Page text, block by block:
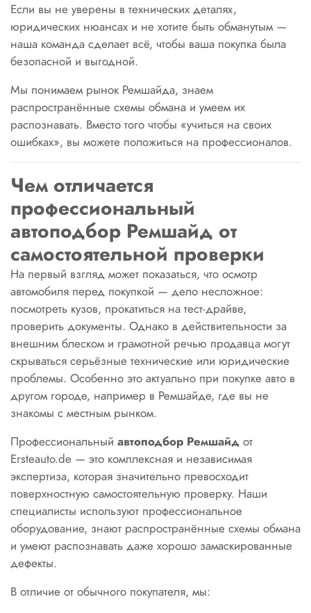
Если вы не уверены в технических деталях,
юридических нюансах и не хотите быть обманутым —
наша команда сделает всё, чтобы ваша покупка была
безопасной и выгодной.
Мы понимаем рынок Ремшайда, знаем
распространённые схемы обмана и умеем их
распознавать. Вместо того чтобы «учиться на своих
ошибках», вы можете положиться на профессионалов.
Чем отличается
профессиональный
автоподбор Ремшайд от
самостоятельной проверки
На первый взгляд может показаться, что осмотр
автомобиля перед покупкой — дело несложное:
посмотреть кузов, прокатиться на тест-драйве,
проверить документы. Однако в действительности за
внешним блеском и грамотной речью продавца могут
скрываться серьёзные технические или юридические
проблемы. Особенно это актуально при покупке авто в
другом городе, например в Ремшайде, где вы не
знакомы с местным рынком.
Профессиональный автоподбор Ремшайд от
Ersteauto.de — это комплексная и независимая
экспертиза, которая значительно превосходит
поверхностную самостоятельную проверку. Наши
специалисты используют профессиональное
оборудование, знают распространённые схемы обмана
и умеют распознавать даже хорошо замаскированные
дефекты.
В отличие от обычного покупателя, мы: